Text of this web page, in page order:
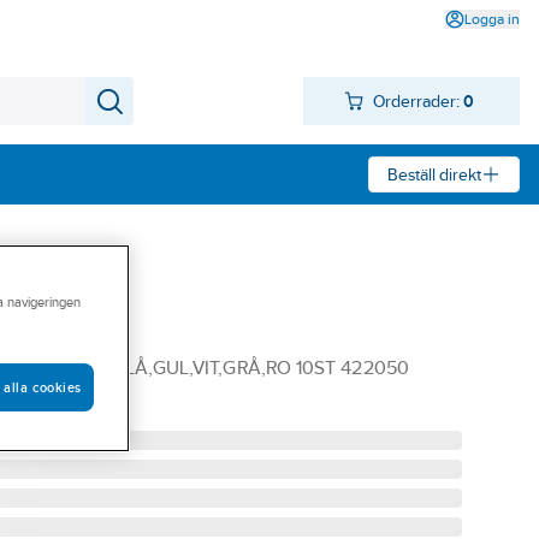
Logga in
Orderrader: 0
Beställ direkt
380X280 BLÅ,GUL,VIT,GRÅ,RO 10ST 422050
navigeringen
alla cookies